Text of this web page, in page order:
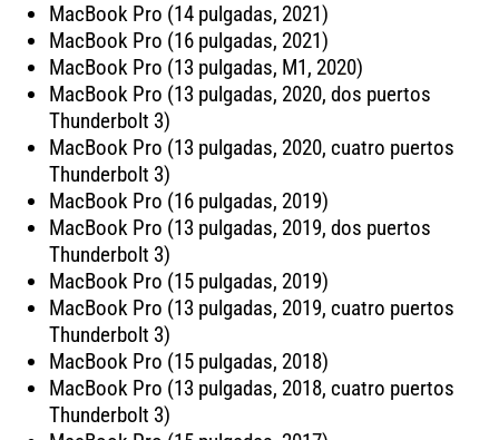
MacBook Pro (14 pulgadas, 2021)
MacBook Pro (16 pulgadas, 2021)
MacBook Pro (13 pulgadas, M1, 2020)
MacBook Pro (13 pulgadas, 2020, dos puertos
Thunderbolt 3)
MacBook Pro (13 pulgadas, 2020, cuatro puertos
Thunderbolt 3)
MacBook Pro (16 pulgadas, 2019)
MacBook Pro (13 pulgadas, 2019, dos puertos
Thunderbolt 3)
MacBook Pro (15 pulgadas, 2019)
MacBook Pro (13 pulgadas, 2019, cuatro puertos
Thunderbolt 3)
MacBook Pro (15 pulgadas, 2018)
MacBook Pro (13 pulgadas, 2018, cuatro puertos
Thunderbolt 3)